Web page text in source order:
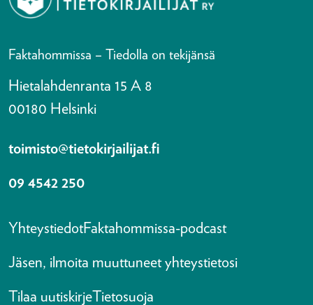
Faktahommissa – Tiedolla on tekijänsä
Hietalahdenranta 15 A 8
00180 Helsinki
toimisto@tietokirjailijat.fi
09 4542 250
YhteystiedotFaktahommissa-podcast
Jäsen, ilmoita muuttuneet yhteystietosi
Tilaa uutiskirjeTietosuoja